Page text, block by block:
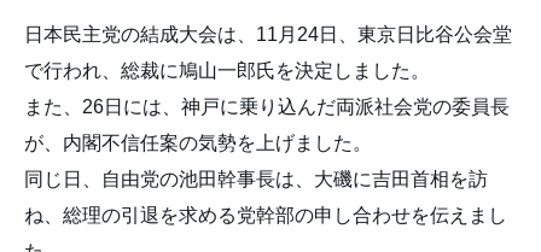
日本民主党の結成大会は、11月24日、東京日比谷公会堂
で行われ、総裁に鳩山一郎氏を決定しました。
また、26日には、神戸に乗り込んだ両派社会党の委員長
が、内閣不信任案の気勢を上げました。
同じ日、自由党の池田幹事長は、大磯に吉田首相を訪
ね、総理の引退を求める党幹部の申し合わせを伝えまし